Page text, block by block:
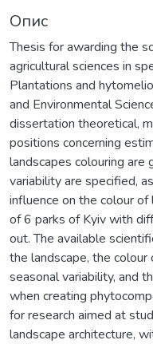
Опис
Thesis for awarding the
agricultural sciences in
Plantations and
and Environmental
dissertation theoretical,
positions concerning
landscapes colouring are
variability are specified,
influence on the colour
of 6 parks of Kyiv with
out. The available
the landscape, the
seasonal variability, and
when creating
for research aimed at
landscape architecture,